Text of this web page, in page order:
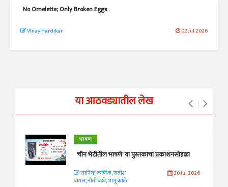
No Omelette; Only Broken Eggs
VInay Hardikar 02 Jul 2026
या आठवड्यातील लेख
भाषण
'चीन भेटीतील भाषणे' या पुस्तकाचा प्रकाशनसोहळा
सानिया कर्णिक, सतीश
बागल, नीती बडवे, भानू काळे
30 Jul 2026